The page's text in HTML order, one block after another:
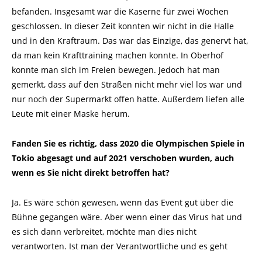
befanden. Insgesamt war die Kaserne für zwei Wochen
geschlossen. In dieser Zeit konnten wir nicht in die Halle
und in den Kraftraum. Das war das Einzige, das genervt hat,
da man kein Krafttraining machen konnte. In Oberhof
konnte man sich im Freien bewegen. Jedoch hat man
gemerkt, dass auf den Straßen nicht mehr viel los war und
nur noch der Supermarkt offen hatte. Außerdem liefen alle
Leute mit einer Maske herum.
Fanden Sie es richtig, dass 2020 die Olympischen Spiele in
Tokio abgesagt und auf 2021 verschoben wurden, auch
wenn es Sie nicht direkt betroffen hat?
Ja. Es wäre schön gewesen, wenn das Event gut über die
Bühne gegangen wäre. Aber wenn einer das Virus hat und
es sich dann verbreitet, möchte man dies nicht
verantworten. Ist man der Verantwortliche und es geht